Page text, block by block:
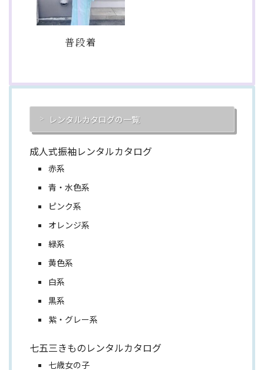
普段着
レンタルカタログの一覧
成人式振袖レンタルカタログ
赤系
青・水色系
ピンク系
オレンジ系
緑系
黄色系
白系
黒系
紫・グレー系
七五三きものレンタルカタログ
七歳女の子